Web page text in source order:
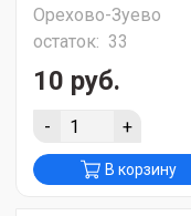
Орехово-Зуево
остаток: 33
10 руб.
- +
В корзину